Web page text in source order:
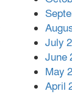
July
June
May
April